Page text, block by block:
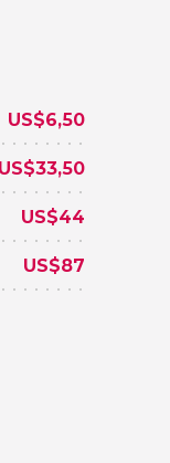
US$6,50
US$33,50
US$44
US$87